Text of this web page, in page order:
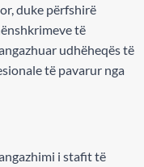
duke përfshirë
të
udhëheqës të
të pavarur nga
i stafit të